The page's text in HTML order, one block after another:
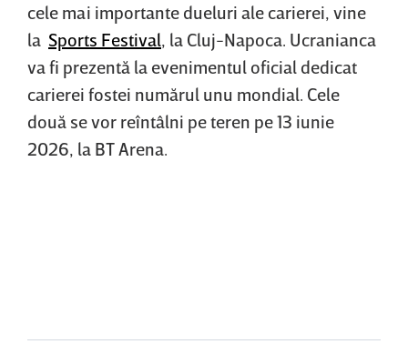
cele mai importante dueluri ale carierei, vine
la Sports Festival, la Cluj-Napoca. Ucranianca
va fi prezentă la evenimentul oficial dedicat
carierei fostei numărul unu mondial. Cele
două se vor reîntâlni pe teren pe 13 iunie
2026, la BT Arena.